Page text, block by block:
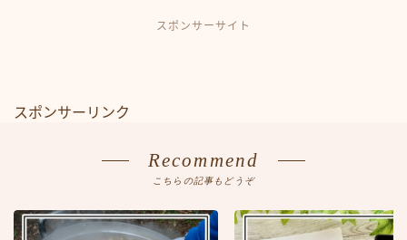
スポンサーサイト
スポンサーリンク
Recommend
こちらの記事もどうぞ